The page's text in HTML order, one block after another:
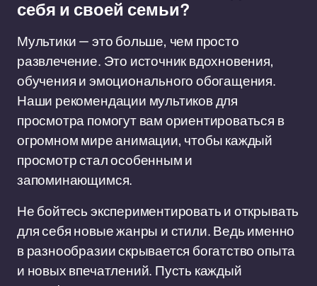
себя и своей семьи?
Мультики — это больше, чем просто
развлечение. Это источник вдохновения,
обучения и эмоционального обогащения.
Наши рекомендации мультиков для
просмотра помогут вам ориентироваться в
огромном мире анимации, чтобы каждый
просмотр стал особенным и
запоминающимся.
Не бойтесь экспериментировать и открывать
для себя новые жанры и стили. Ведь именно
в разнообразии скрывается богатство опыта
и новых впечатлений. Пусть каждый